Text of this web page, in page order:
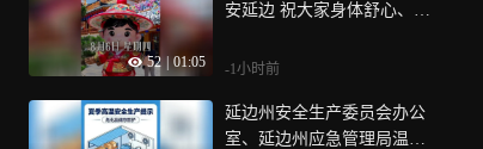
52 01:05
安延边 祝大家身体舒心、日
-1小时前
延边州安全生产委员会办公
室、延边州应急管理局温馨